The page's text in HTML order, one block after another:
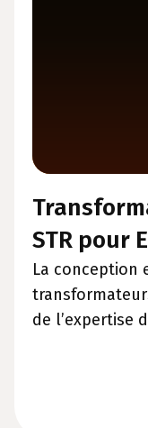
STR pour
La conception
de l’expertise